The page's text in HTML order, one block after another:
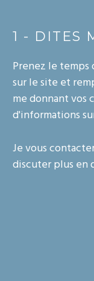
1 - DITES
Prenez le
sur le site et
me donnant vos
d'informations
Je vous
discuter plus en